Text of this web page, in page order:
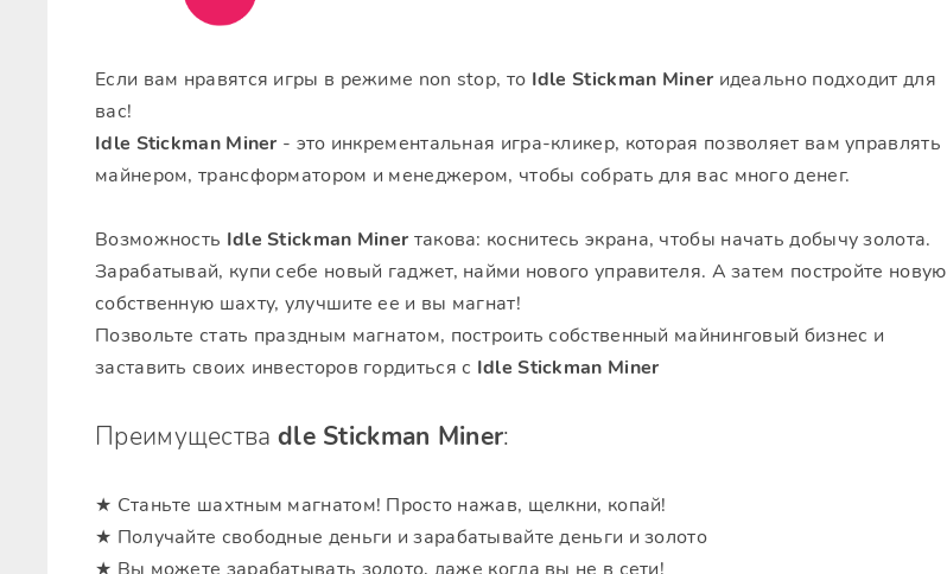
Если вам нравятся игры в режиме non stop, то Idle Stickman Miner идеально подходит для
вас!
Idle Stickman Miner - это инкрементальная игра-кликер, которая позволяет вам управлять
майнером, трансформатором и менеджером, чтобы собрать для вас много денег.
Возможность Idle Stickman Miner такова: коснитесь экрана, чтобы начать добычу золота.
Зарабатывай, купи себе новый гаджет, найми нового управителя. А затем постройте новую
собственную шахту, улучшите ее и вы магнат!
Позвольте стать праздным магнатом, построить собственный майнинговый бизнес и
заставить своих инвесторов гордиться с Idle Stickman Miner
Преимущества dle Stickman Miner:
★ Станьте шахтным магнатом! Просто нажав, щелкни, копай!
★ Получайте свободные деньги и зарабатывайте деньги и золото